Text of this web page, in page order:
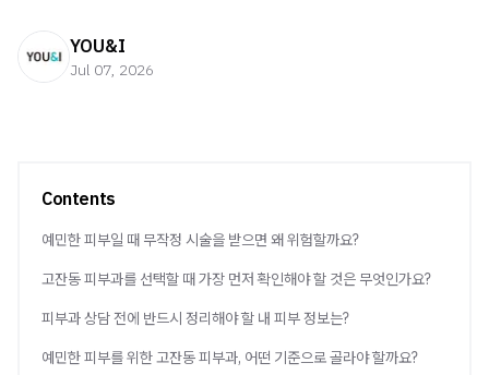
YOU&I
Jul 07, 2026
Contents
예민한 피부일 때 무작정 시술을 받으면 왜 위험할까요?
고잔동 피부과를 선택할 때 가장 먼저 확인해야 할 것은 무엇인가요?
피부과 상담 전에 반드시 정리해야 할 내 피부 정보는?
예민한 피부를 위한 고잔동 피부과, 어떤 기준으로 골라야 할까요?